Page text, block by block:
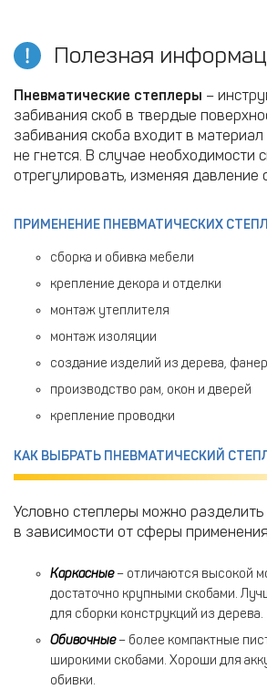
Полезная
Пневматические степлеры –
забивания скоб в твердые
забивания скоба входит в
не гнется. В случае необходимости
отрегулировать, изменяя давление
ПРИМЕНЕНИЕ ПНЕВМАТИЧЕСКИХ
сборка и обивка мебели
крепление декора и отделки
монтаж утеплителя
монтаж изоляции
создание изделий из дерева,
производство рам, окон и дверей
крепление проводки
КАК ВЫБРАТЬ ПНЕВМАТИЧЕСКИЙ
Условно степлеры можно разделить
в зависимости от сферы
Каркасные– отличаются высокой
достаточно крупными скобами.
для сборки конструкций из дерева.
Обивочные– более компактные
широкими скобами. Хороши для
обивки.